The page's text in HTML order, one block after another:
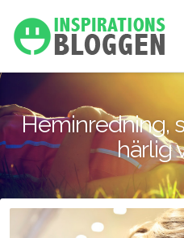
Heminredning,
härlig